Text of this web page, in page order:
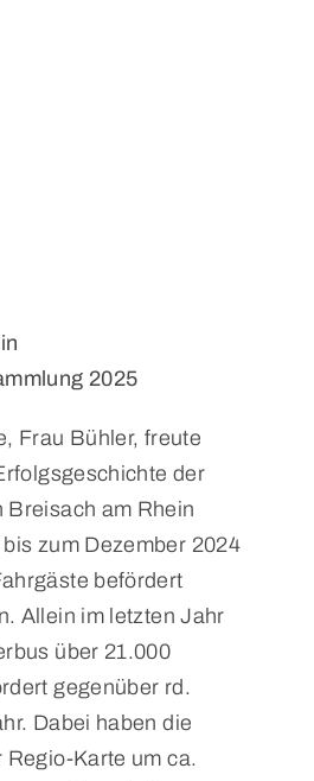
2025
Frau Bühler, freute
der
Breisach am Rhein
zum Dezember 2024
befördert
Allein im letzten Jahr
über 21.000
gegenüber rd.
Dabei haben die
Regio-Karte um ca.